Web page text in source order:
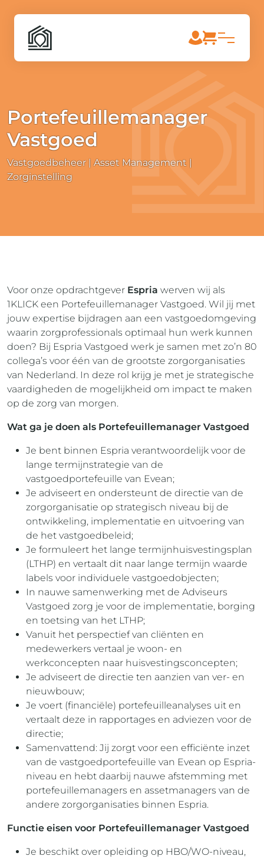
Portefeuillemanager
Vastgoed
Vastgoedbeheer | Asset Management
Zorginstelling
Voor onze opdrachtgever Espria werven wij als
1KLICK een Portefeuillemanager Vastgoed. Wil jij met
jouw expertise bijdragen aan een vastgoedomgeving
waarin zorgprofessionals optimaal hun werk kunnen
doen? Bij Espria Vastgoed werk je samen met zo’n 80
collega’s voor één van de grootste zorgorganisaties
van Nederland. In deze rol krijg je met je strategische
vaardigheden de mogelijkheid om impact te maken
op de zorg van morgen.
Wat ga je doen als Portefeuillemanager Vastgoed
Je bent binnen Espria verantwoordelijk voor de
lange termijnstrategie van de
vastgoedportefeuille van Evean;
Je adviseert en ondersteunt de directie van de
zorgorganisatie op strategisch niveau bij de
ontwikkeling, implementatie en uitvoering van
de het vastgoedbeleid;
Je formuleert het lange termijnhuisvestingsplan
(LTHP) en vertaalt dit naar lange termijn waarde
labels voor individuele vastgoedobjecten;
In nauwe samenwerking met de Adviseurs
Vastgoed zorg je voor de implementatie, borging
en toetsing van het LTHP;
Vanuit het perspectief van cliënten en
medewerkers vertaal je woon- en
werkconcepten naar huisvestingsconcepten;
Je adviseert de directie ten aanzien van ver- en
nieuwbouw;
Je voert (financiële) portefeuilleanalyses uit en
vertaalt deze in rapportages en adviezen voor de
directie;
Samenvattend: Jij zorgt voor een efficiënte inzet
van de vastgoedportefeuille van Evean op Espria-
niveau en hebt daarbij nauwe afstemming met
portefeuillemanagers en assetmanagers van de
andere zorgorganisaties binnen Espria.
Functie eisen voor Portefeuillemanager Vastgoed
Je beschikt over opleiding op HBO/WO-niveau,